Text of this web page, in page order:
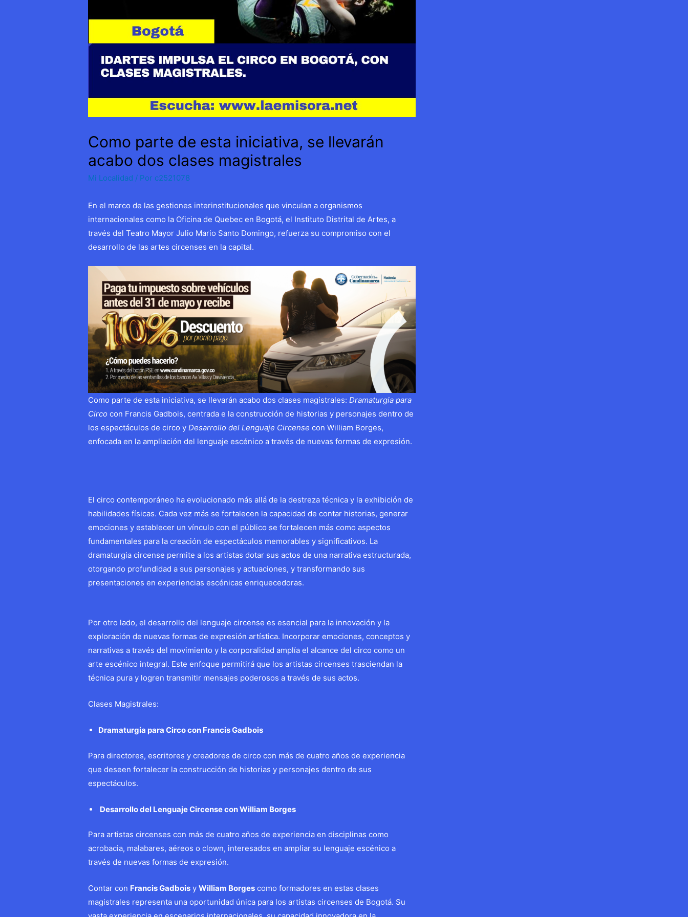
Como parte de esta iniciativa, se llevarán
acabo dos clases magistrales
Mi Localidad / Por c2521078
En el marco de las gestiones interinstitucionales que vinculan a organismos
internacionales como la Oficina de Quebec en Bogotá, el Instituto Distrital de Artes, a
través del Teatro Mayor Julio Mario Santo Domingo, refuerza su compromiso con el
desarrollo de las artes circenses en la capital.
Como parte de esta iniciativa, se llevarán acabo dos clases magistrales:Dramaturgia para
Circo con Francis Gadbois, centrada e la construcción de historias y personajes dentro de
los espectáculos de circo yDesarrollo del Lenguaje Circense con William Borges,
enfocada en la ampliación del lenguaje escénico a través de nuevas formas de expresión.
El circo contemporáneo ha evolucionado más allá de la destreza técnica y la exhibición de
habilidades físicas. Cada vez más se fortalecen la capacidad de contar historias, generar
emociones y establecer un vínculo con el público se fortalecen más como aspectos
fundamentales para la creación de espectáculos memorables y significativos. La
dramaturgia circense permite a los artistas dotar sus actos de una narrativa estructurada,
otorgando profundidad a sus personajes y actuaciones, y transformando sus
presentaciones en experiencias escénicas enriquecedoras.
Por otro lado, el desarrollo del lenguaje circense es esencial para la innovación y la
exploración de nuevas formas de expresión artística. Incorporar emociones, conceptos y
narrativas a través del movimiento y la corporalidad amplía el alcance del circo como un
arte escénico integral. Este enfoque permitirá que los artistas circenses trasciendan la
técnica pura y logren transmitir mensajes poderosos a través de sus actos.
Clases Magistrales:
Dramaturgia para Circo con Francis Gadbois
Para directores, escritores y creadores de circo con más de cuatro años de experiencia
que deseen fortalecer la construcción de historias y personajes dentro de sus
espectáculos.
Desarrollo del Lenguaje Circense con William Borges
Para artistas circenses con más de cuatro años de experiencia en disciplinas como
acrobacia, malabares, aéreos o clown, interesados en ampliar su lenguaje escénico a
través de nuevas formas de expresión.
Contar con Francis Gadbois yWilliam Borges como formadores en estas clases
magistrales representa una oportunidad única para los artistas circenses de Bogotá. Su